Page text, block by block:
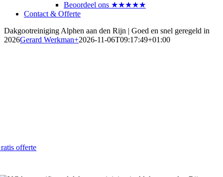
Beoordeel ons ★★★★★
Contact & Offerte
Dakgootreiniging Alphen aan den Rijn | Goed en snel geregeld in
2026Gerard Werkman+2026-11-06T09:17:49+01:00
offerte